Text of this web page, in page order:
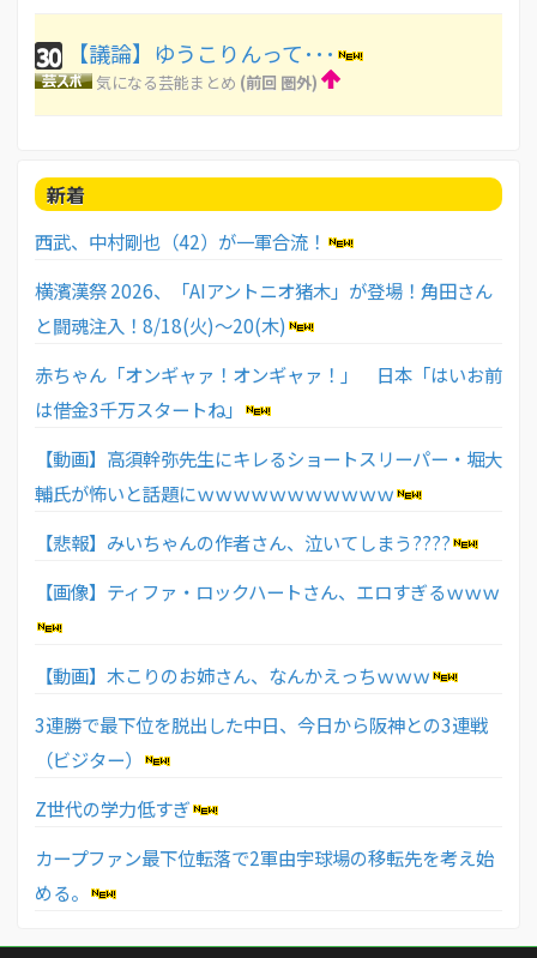
30 【議論】ゆうこりんって･･･
気になる芸能まとめ (前回 圏外)
新着
西武、中村剛也（42）が一軍合流！
横濱漢祭 2026、「AIアントニオ猪木」が登場！角田さん
と闘魂注入！8/18(火)〜20(木)
赤ちゃん「オンギャァ！オンギャァ！」 日本「はいお前
は借金3千万スタートね」
【動画】高須幹弥先生にキレるショートスリーパー・堀大
輔氏が怖いと話題にｗｗｗｗｗｗｗｗｗｗｗ
【悲報】みいちゃんの作者さん、泣いてしまう????
【画像】ティファ・ロックハートさん、エロすぎるｗｗｗ
【動画】木こりのお姉さん、なんかえっちｗｗｗ
3連勝で最下位を脱出した中日、今日から阪神との3連戦
（ビジター）
Z世代の学力低すぎ
カープファン最下位転落で2軍由宇球場の移転先を考え始
める。